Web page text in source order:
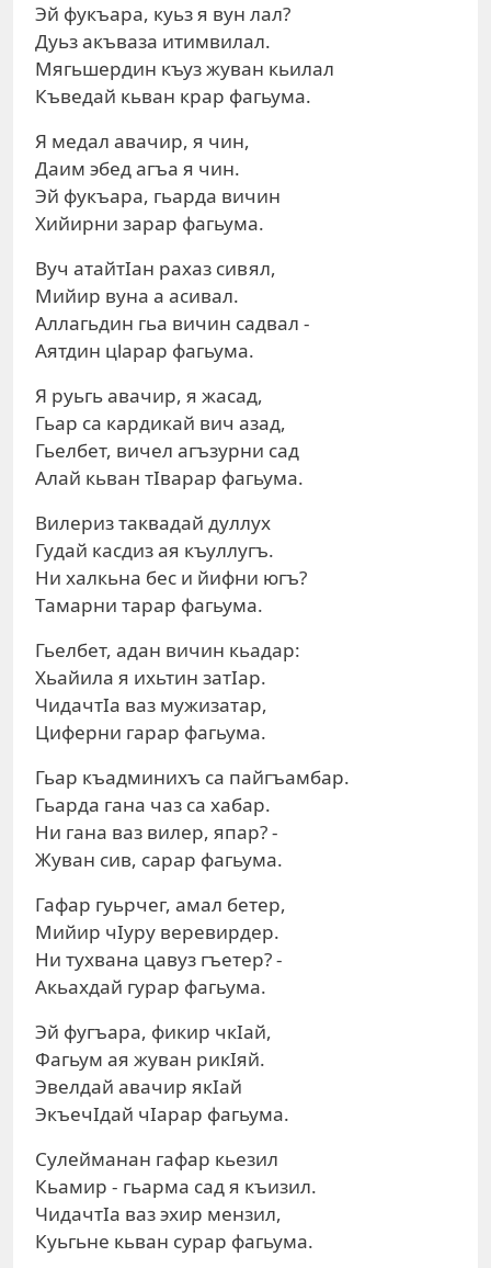
Эй фукъара, куьз я вун лал?
Дуьз акъваза итимвилал.
Мягьшердин къуз жуван кьилал
Къведай кьван крар фагьума.
Я медал авачир, я чин,
Даим эбед агъа я чин.
Эй фукъара, гьарда вичин
Хийирни зарар фагьума.
Вуч атайтIан рахаз сивял,
Мийир вуна а асивал.
Аллагьдин гьа вичин садвал -
Аятдин цlapap фагьума.
Я руьгь авачир, я жасад,
Гьар са кардикай вич азад,
Гьелбет, вичел агъзурни сад
Алай кьван тIварар фагьума.
Вилериз таквадай дуллух
Гудай касдиз ая къуллугъ.
Ни халкьна бес и йифни югъ?
Тамарни тарар фагьума.
Гьелбет, адан вичин кьадар:
Хьайила я ихьтин затIар.
ЧидачтIа ваз мужизатар,
Циферни гарар фагьума.
Гьар къадминихъ са пайгъамбар.
Гьарда гана чаз са хабар.
Ни гана ваз вилер, япар? -
Жуван сив, сарар фагьума.
Гафар гуьрчег, амал бетер,
Мийир чIуру веревирдер.
Ни тухвана цавуз гъетер? -
Акьахдай гурар фагьума.
Эй фугъара, фикир чкIай,
Фагьум ая жуван рикIяй.
Эвелдай авачир якIай
ЭкъечIдай чIарар фагьума.
Сулейманан гафар кьезил
Кьамир - гьарма сад я къизил.
ЧидачтIа ваз эхир мензил,
Куьгьне кьван сурар фагьума.